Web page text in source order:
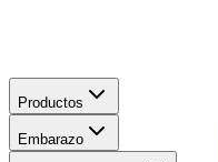
Productos
Embarazo